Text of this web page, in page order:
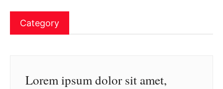
Category
Lorem ipsum dolor sit amet,